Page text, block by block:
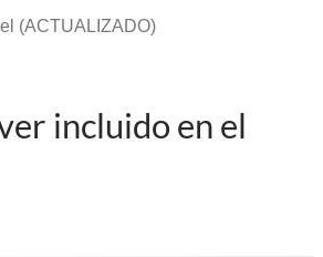
(ACTUALIZADO)
incluido en el